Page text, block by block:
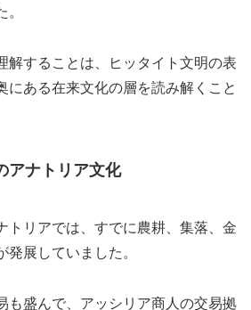
解することは、ヒッタイト文明の表
にある在来文化の層を読み解くこと
アナトリア文化
トリアでは、すでに農耕、集落、金
発展していました。
も盛んで、アッシリア商人の交易拠